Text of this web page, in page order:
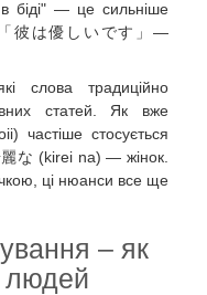
біді" — це сильніше
「彼は優しいです」—
слова традиційно
статей. Як вже
частіше стосується
麗な (kirei na) — жінок.
ці нюанси все ще
– як
людей